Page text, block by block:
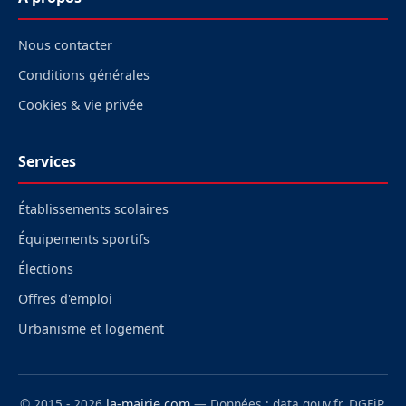
Nous contacter
Conditions générales
Cookies & vie privée
Services
Établissements scolaires
Équipements sportifs
Élections
Offres d'emploi
Urbanisme et logement